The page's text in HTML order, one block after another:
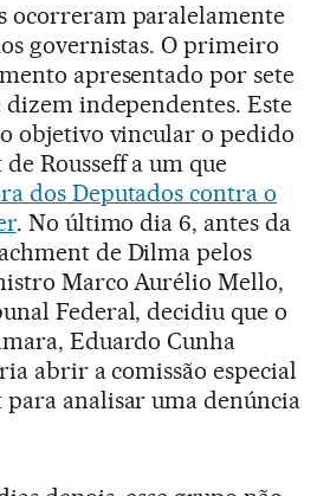
ocorreram paralelamente
governistas. O primeiro
apresentado por sete
dizem independentes. Este
objetivo vincular o pedido
Rousseff a um que
dos Deputados contra o
. No último dia 6, antes da
de Dilma pelos
Marco Aurélio Mello,
Federal, decidiu que o
Eduardo Cunha
abrir a comissão especial
analisar uma denúncia